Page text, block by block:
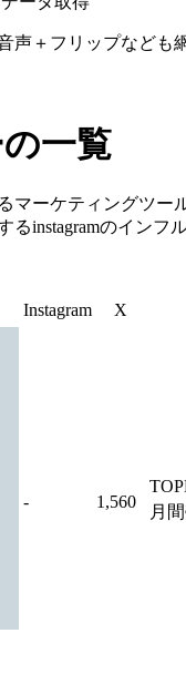
声＋フリップなども
一覧
マーケティングツー
instagramのインフ
Instagram X
- 1,560
月